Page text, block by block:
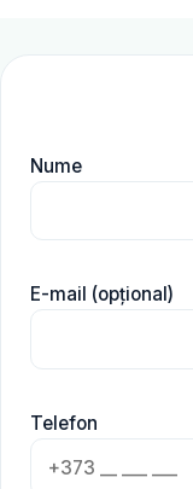
Nume
E-mail (opțional)
Telefon